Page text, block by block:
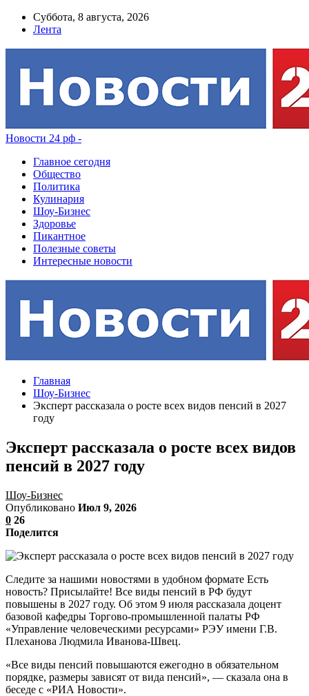
Суббота, 8 августа, 2026
Лента
Новости 24 рф -
Главное сегодня
Общество
Политика
Кулинария
Шоу-Бизнес
Здоровье
Пикантное
Полезные советы
Интересные новости
Главная
Шоу-Бизнес
Эксперт рассказала о росте всех видов пенсий в 2027
году
Эксперт рассказала о росте всех видов
пенсий в 2027 году
Шоу-Бизнес
Опубликовано Июл 9, 2026
0 26
Поделится
Следите за нашими новостями в удобном формате Есть
новость? Присылайте! Все виды пенсий в РФ будут
повышены в 2027 году. Об этом 9 июля рассказала доцент
базовой кафедры Торгово-промышленной палаты РФ
«Управление человеческими ресурсами» РЭУ имени Г.В.
Плеханова Людмила Иванова-Швец.
«Все виды пенсий повышаются ежегодно в обязательном
порядке, размеры зависят от вида пенсий», — сказала она в
беседе с «РИА Новости».